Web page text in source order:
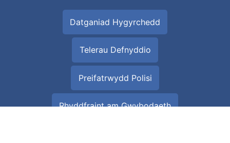
Datganiad Hygyrchedd
Telerau Defnyddio
Preifatrwydd Polisi
Rhyddfraint am Gwybodaeth